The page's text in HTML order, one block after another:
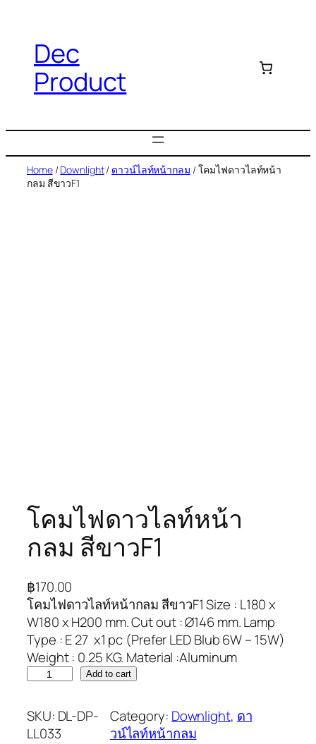
Dec
Product
Home/Downlight/ ดาวน์ไลท์หน้ากลม / โคมไฟดาวไลท์หน้า
กลม สีขาวF1
โคมไฟดาวไลท์หน้า
กลม สีขาวF1
฿170.00
โคมไฟดาวไลท์หน้ากลม สีขาวF1 Size : L180 x
W180 x H200 mm. Cut out : Ø146 mm. Lamp
Type : E 27 x1 pc (Prefer LED Blub 6W – 15W)
Weight : 0.25 KG. Material :Aluminum
Add to cart
SKU: DL-DP-
LL033
Category: Downlight, ดา
วน์ไลท์หน้ากลม